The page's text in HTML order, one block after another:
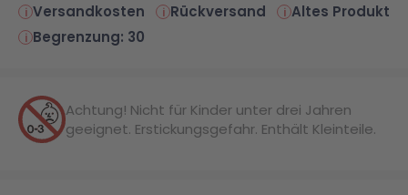
Versandkosten Rückversand
Altes Produkt
Begrenzung: 30
Achtung! Nicht für Kinder unter drei Jahren
geeignet. Erstickungsgefahr. Enthält Kleinteile.